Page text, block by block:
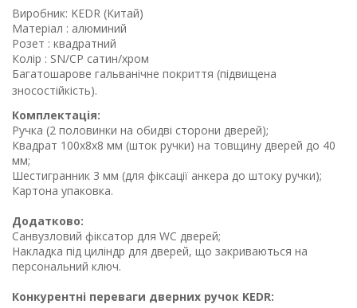
Виробник: KEDR (Китай)
Матеріал : алюминий
Розет : квадратний
Колір : SN/CP сатин/хром
Багатошарове гальванічне покриття (підвищена
зносостійкість).
Комплектація:
Ручка (2 половинки на обидві сторони дверей);
Квадрат 100х8х8 мм (шток ручки) на товщину дверей до 40
мм;
Шестигранник 3 мм (для фіксації анкера до штоку ручки);
Картона упаковка.
Додатково:
Санвузловий фіксатор для WC дверей;
Накладка під циліндр для дверей, що закриваються на
персональний ключ.
Конкурентні переваги дверних ручок KEDR: